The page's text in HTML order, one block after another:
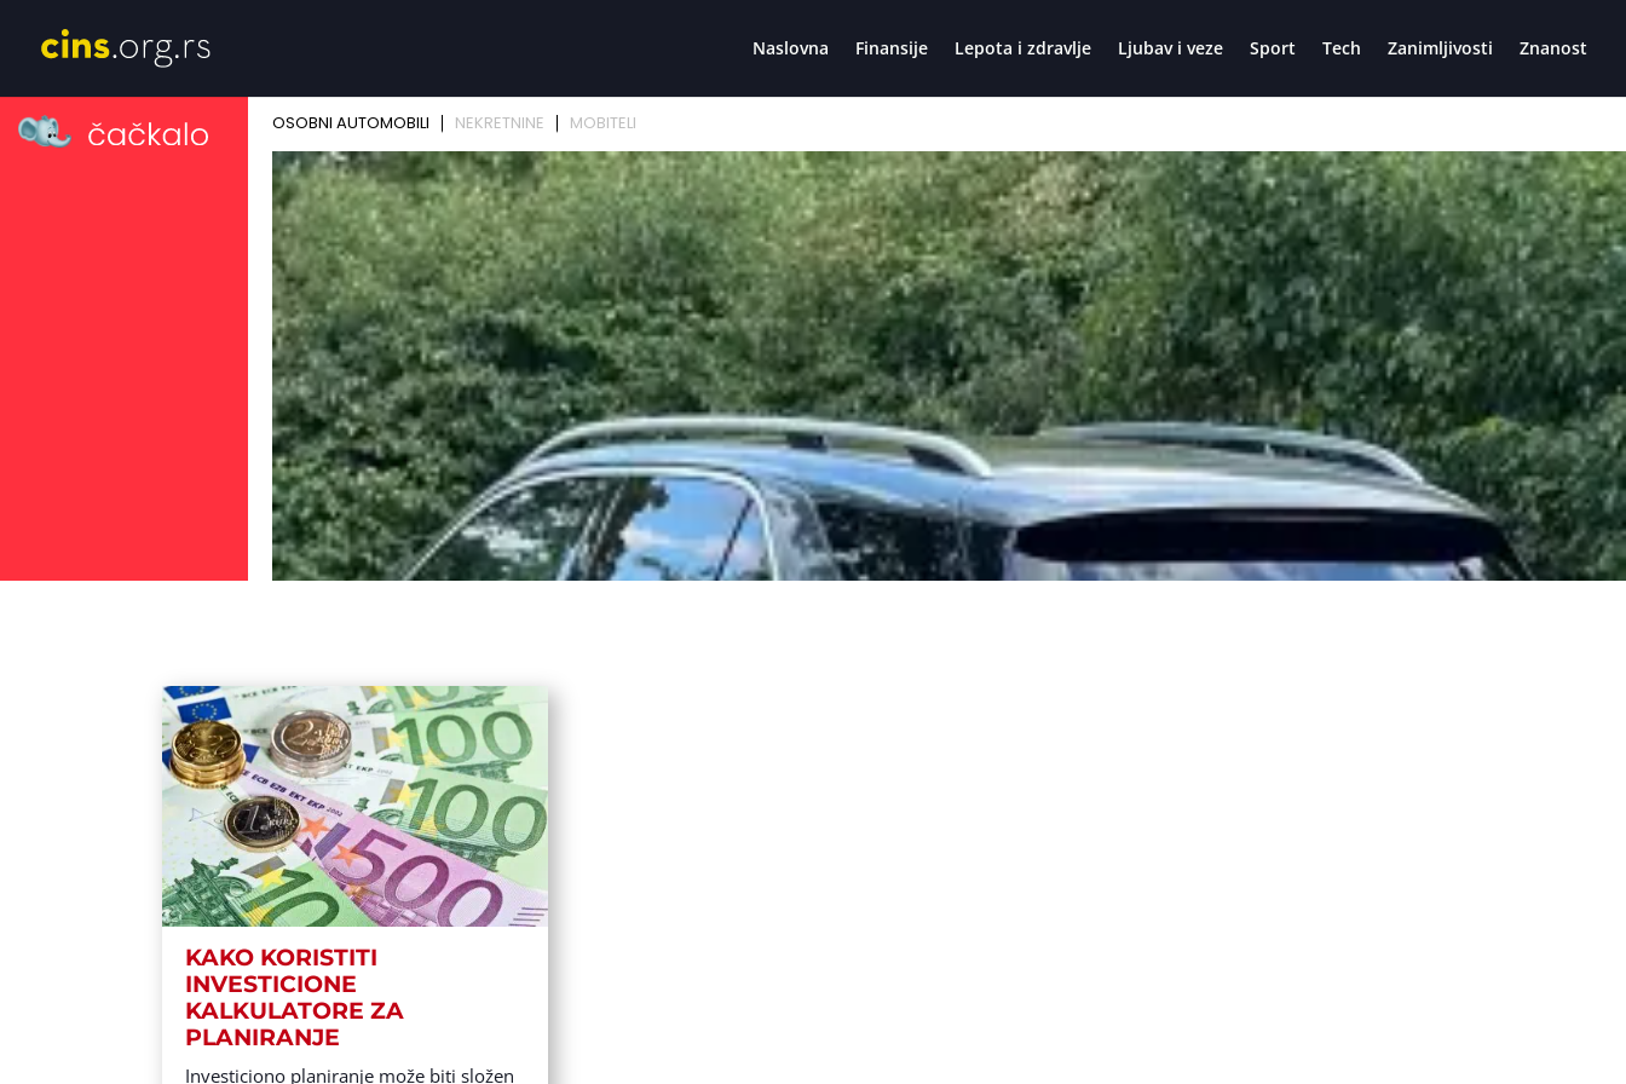
Naslovna Finansije Lepota i zdravlje Ljubav i veze Sport Tech Zanimljivosti Znanost
KAKO KORISTITI
INVESTICIONE
KALKULATORE ZA
PLANIRANJE
Investiciono planiranje može biti složen